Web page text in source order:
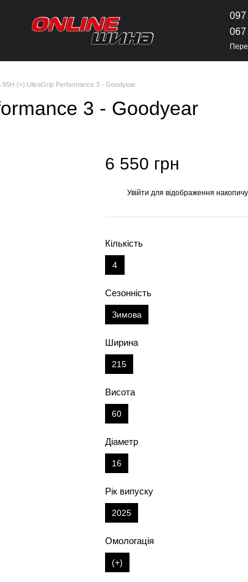
097
067
95H (+) UltraGrip Performance 3 - Goodyear
3 - Goodyear
6 550 грн
Увійти для відображення
Кількість
4
Сезонність
Зимова
Ширина
215
Висота
60
Діаметр
16
Рік випуску
2025
Омологація
(+)